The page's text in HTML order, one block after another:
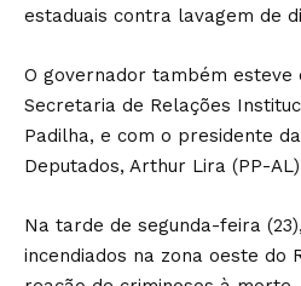
estaduais contra lavagem de
O governador também
Secretaria de Relações
Padilha, e com o presidente
Deputados, Arthur Lira (PP-
Na tarde de segunda-feira
incendiados na zona oeste do